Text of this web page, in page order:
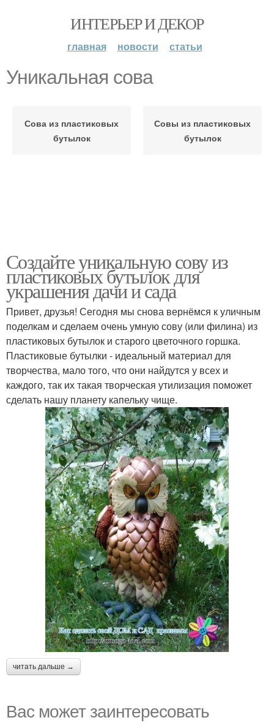
ИНТЕРЬЕР И ДЕКОР
главная новости статьи
Уникальная сова
Сова из пластиковых
бутылок
Совы из пластиковых
бутылок
Создайте уникальную сову из
пластиковых бутылок для
украшения дачи и сада
Привет, друзья! Сегодня мы снова вернёмся к уличным
поделкам и сделаем очень умную сову (или филина) из
пластиковых бутылок и старого цветочного горшка.
Пластиковые бутылки - идеальный материал для
творчества, мало того, что они найдутся у всех и
каждого, так их такая творческая утилизация поможет
сделать нашу планету капельку чище.
читать дальше →
Вас может заинтересовать